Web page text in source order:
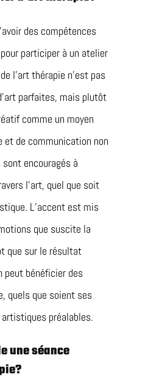
des compétences
participer à un atelier
l’art thérapie n’est pas
parfaites, mais plutôt
comme un moyen
et de communication non
encouragés à
l’art, quel que soit
L’accent est mis
que suscite la
que sur le résultat
peut bénéficier des
quels que soient ses
préalables.
une séance